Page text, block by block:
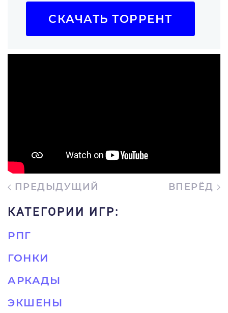
СКАЧАТЬ ТОРРЕНТ
ПРЕДЫДУЩИЙ ВПЕРЁД
КАТЕГОРИИ ИГР:
РПГ
ГОНКИ
АРКАДЫ
ЭКШЕНЫ